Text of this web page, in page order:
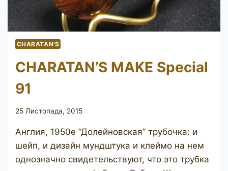
CHARATAN'S
CHARATAN’S MAKE Special
91
25 Листопада, 2015
Англия, 1950е “Долейновская” трубочка: и
шейп, и дизайн мундштука и клеймо на нем
однозначно свидетельствуют, что это трубка